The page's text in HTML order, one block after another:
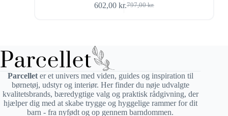
797,00kr.
Den
602,00 kr.Den
Parcelleter et univers med viden, guides og inspiration til
børnetøj, udstyr og interiør. Her finder du nøje udvalgte
kvalitetsbrands, bæredygtige valg og praktisk rådgivning, der
hjælper dig med at skabe trygge og hyggelige rammer for dit
barn - fra nyfødt og op gennem barndommen.